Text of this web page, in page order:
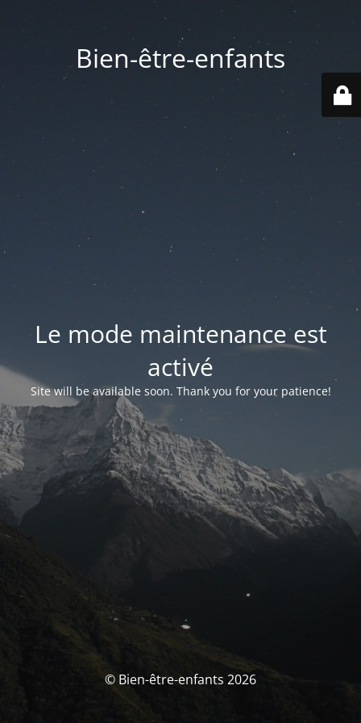
Bien-être-enfants
Le mode maintenance est
activé
Site will be available soon. Thank you for your patience!
© Bien-être-enfants 2026